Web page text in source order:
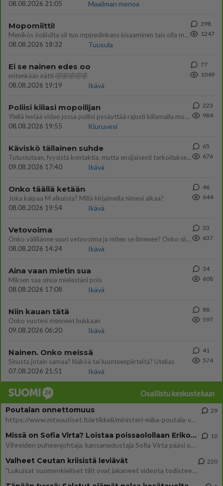
08.08.2026 21:05 Maailman menoa
Mopomiitti!
Menikös öoliisilta yli tuo mppedinkans kisaaminen tais olla melkoinen riski vahigoittaa tarpeettomasti jopa kuolla tuoss
08.08.2026 18:32
Tuusula
398
1247
Ei se nainen edes oo
mitenkään nätti 🤣🤣🤣🤣🤣
08.08.2026 19:19
Ikävä
77
1049
Poliisi kiilasi mopoilijan
Ylellä leviää video jossa poliisi pysäyttää rajusti kiilamalla mopo pojan. Toivottavasti poliisi ottaa tuosta mallia myö
08.08.2026 19:55
Kiuruvesi
223
984
Käviskö tällainen suhde
Tutustutaan, fyysistä kontaktia, mutta ensijaisesti tarkoituksena ei ole aloittaa mitään virallista tai rikkoa mitään? E
09.08.2026 17:40
Ikävä
65
676
Onko täällä ketään
Joka kaipaa M alkuista? Millä kirjaimella nimesi alkaa?
08.08.2026 19:54
Ikävä
46
644
Vetovoima
Onko välillänne suuri vetovoima ja miten se ilmenee? Onko siitä haittaa?
08.08.2026 14:24
Ikävä
33
637
Aina vaan mietin sua
Miksen saa sinua mielestäni pois
08.08.2026 17:08
Ikävä
34
608
Niin kauan tätä
Onko vuotesi menneet hukkaan
09.08.2026 06:20
Ikävä
88
597
Nainen. Onko meissä
Sinusta jotain samaa? Näköä tai luonteenpiirteitä? Utelias
07.08.2026 21:51
Ikävä
41
574
Osallistu keskusteluun
Poutalan onnettomuus
https://www.mtvuutiset.fi/artikkeli/ministeri-mika-poutala-vakavassa-onnettomuudessa/9375980 Kumma kun jutussa ei manit
29
Missä on Sofia Virta? Loistaa poissaolollaan Erikoisjoukot uudelta kaudelta
Vihreiden puheenjohtaja, kansanedustaja Sofia Virta pääsi otsikoihin, kun tieto hänen osallistumisestaan Erikoisjoukot-k
10
Valheet Ceutan kriisistä leviävät
"Lukuisat suomenkieliset tilit ovat jakaneet videota todisteena siitä, että siirtolaisjoukot aiheuttavat edelleen Ceutas
220